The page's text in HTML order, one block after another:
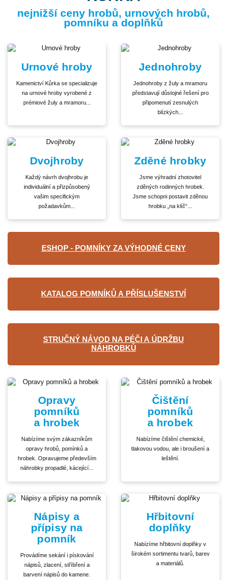
nejnižší ceny hrobů, urnových hrobů,
pomníku a doplňků
Urnové hroby
Kamenictví Kůrka se specializuje
na urnové hroby vyrobené z
prémiové žuly a mramoru...
Jednohroby
Jednohroby z žuly a mramoru
představují důstojné řešení pro
připomenutí zesnulých
blízkých...
Dvojhroby
Každý návrh dvojhrobu je
individuální a přizpůsobený
vašim specifickým
požadavkům...
Zděné hrobky
Jsme výhradní zhotovitel
zděných rodinných hrobek.
Jsme schopni postavit zděnou
hrobku „na klíč“...
ESHOP - POMNÍKY ZA VÝHODNÉ CENY
KATALOG POMNÍKŮ A PŘÍSLUŠENSTVÍ
STRUČNÝ NÁVOD NA PÉČI A ÚDRŽBU
NÁHROBKŮ
Opravy
pomníků
a hrobek
Nabízíme svým zákazníkům
opravy hrobů, pomínků a
hrobek. Opravujeme především
náhrobky propadlé, kácející...
Čištění
pomníků
a hrobek
Nabízíme čištění chemické,
tlakovou vodou, ale i broušení a
leštění.
Nápisy a
přípisy na
pomník
Provádíme sekání i pískování
nápisů, zlacení, stříbření a
barvení nápisů do kamene.
Hřbitovní
doplňky
Nabízíme hřbitovní doplňky v
širokém sortimentu tvarů, barev
a materiálů.